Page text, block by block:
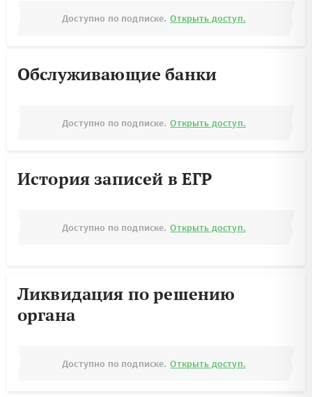
Доступно по подписке. Открыть доступ.
Обслуживающие банки
Доступно по подписке. Открыть доступ.
История записей в ЕГР
Доступно по подписке. Открыть доступ.
Ликвидация по решению
органа
Доступно по подписке. Открыть доступ.